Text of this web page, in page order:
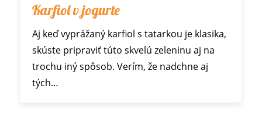
Karfiol v jogurte
Aj keď vyprážaný karfiol s tatarkou je klasika,
skúste pripraviť túto skvelú zeleninu aj na
trochu iný spôsob. Verím, že nadchne aj
tých…